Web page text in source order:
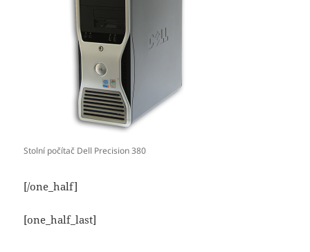
Stolní počítač Dell Precision 380
[/one_half]
[one_half_last]